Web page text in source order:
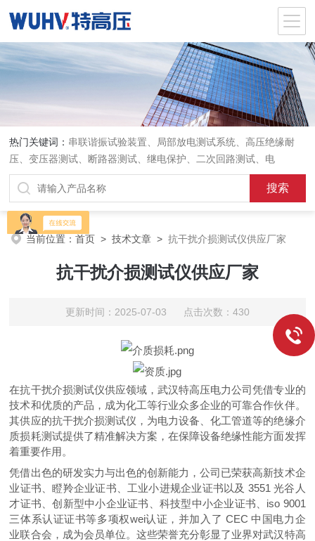
热门关键词： 串联谐振试验装置、局部放电测试系统、高压绝缘耐
压、变压器测试、断路器测试、继电保护、二次回路测试、电
当前位置：首页 >技术文章 >抗干扰介损测试仪供应厂家
抗干扰介损测试仪供应厂家
更新时间：2025-07-03 点击次数：430
在抗干扰介损测试仪供应领域，武汉特高压电力公司凭借专业的
技术和优质的产品，成为化工等行业众多企业的可靠合作伙伴。
其供应的抗干扰介损测试仪，为电力设备、化工管道等的绝缘介
质损耗测试提供了精准解决方案，在保障设备绝缘性能方面发挥
着重要作用。
凭借出色的研发实力与出色的创新能力，公司已荣获高新技术企
业证书、瞪羚企业证书、工业小进规企业证书以及 3551 光谷人
才证书、创新型中小企业证书、科技型中小企业证书、iso 9001
三体系认证证书等多项权wei认证，并加入了 CEC 中国电力企
业联合会，成为会员单位。这些荣誉充分彰显了业界对武汉特高